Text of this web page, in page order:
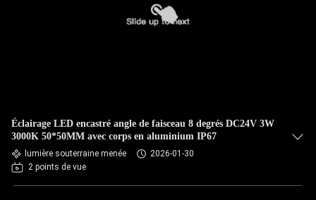
Éclairage LED encastré angle de faisceau 8 degrés DC24V 3W
3000K 50*50MM avec corps en aluminium IP67
lumière souterraine menée
2026-01-30
2 points de vue